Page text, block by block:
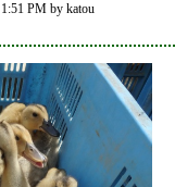
PM by katou